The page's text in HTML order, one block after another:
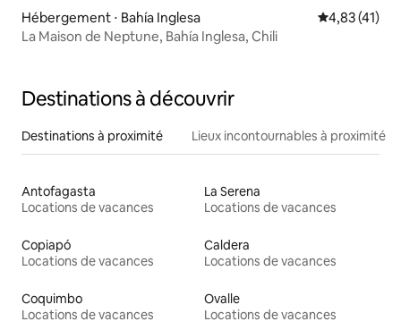
Hébergement ⋅ Bahía Inglesa Évaluation
4,83 (41)
La Maison de Neptune, Bahía Inglesa, Chili
Destinations à découvrir
Destinations à proximité Lieux incontournables à proximité
Antofagasta
Locations de vacances
La Serena
Locations de vacances
Copiapó
Locations de vacances
Caldera
Locations de vacances
Coquimbo
Locations de vacances
Ovalle
Locations de vacances